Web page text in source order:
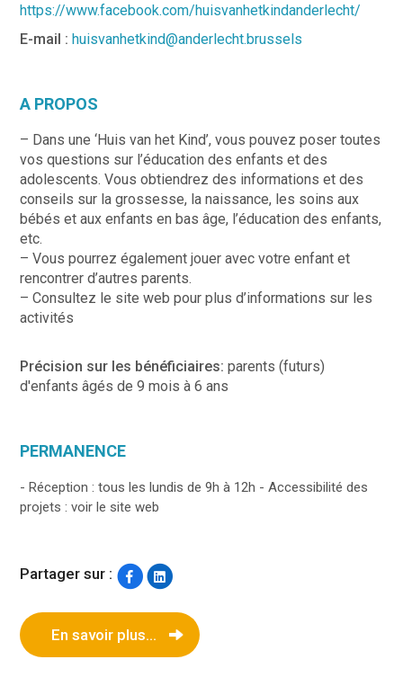
https://www.facebook.com/huisvanhetkindanderlecht/
E-mail : huisvanhetkind@anderlecht.brussels
A PROPOS
– Dans une ‘Huis van het Kind’, vous pouvez poser toutes
vos questions sur l’éducation des enfants et des
adolescents. Vous obtiendrez des informations et des
conseils sur la grossesse, la naissance, les soins aux
bébés et aux enfants en bas âge, l’éducation des enfants,
etc.
– Vous pourrez également jouer avec votre enfant et
rencontrer d’autres parents.
– Consultez le site web pour plus d’informations sur les
activités
Précision sur les bénéficiaires:parents (futurs)
d'enfants âgés de 9 mois à 6 ans
PERMANENCE
- Réception : tous les lundis de 9h à 12h - Accessibilité des
projets : voir le site web
Partager sur :
En savoir plus...